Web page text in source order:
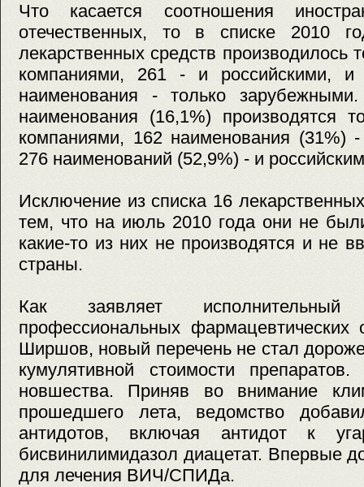
Что касается соотношения
отечественных, то в списке 2010
лекарственных средств производилось
компаниями, 261 - и российскими,
наименования - только
наименования (16,1%) производятся
компаниями, 162 наименования (31%)
276 наименований (52,9%) - и
Исключение из списка 16
тем, что на июль 2010 года они не
какие-то из них не производятся и не
страны.
Как заявляет
профессиональных фармацевтических
Ширшов, новый перечень не стал
кумулятивной стоимости
новшества. Приняв во внимание
прошедшего лета, ведомство
антидотов, включая антидот к
бисвинилимидазол диацетат. Впервые
для лечения ВИЧ/СПИДа.